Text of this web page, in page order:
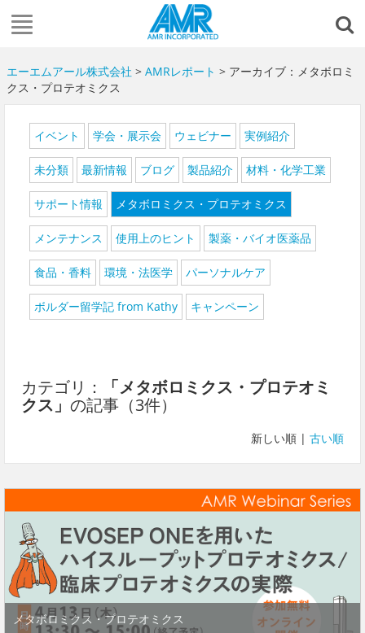
エーエムアール株式会社 > AMRレポート > アーカイブ：メタボロミ
クス・プロテオミクス
イベント 学会・展示会 ウェビナー 実例紹介
未分類 最新情報 ブログ 製品紹介 材料・化学工業
サポート情報 メタボロミクス・プロテオミクス
メンテナンス 使用上のヒント 製薬・バイオ医薬品
食品・香料 環境・法医学 パーソナルケア
ボルダー留学記 from Kathy キャンペーン
カテゴリ：
「メタボロミクス・プロテオミ
クス」 の記事（3件）
新しい順 | 古い順
メタボロミクス・プロテオミクス